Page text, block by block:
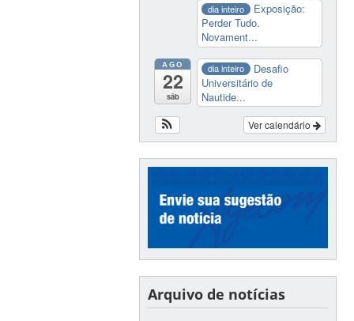
dia inteiro
Exposição:
Perder Tudo.
Novament...
AGO
22
sáb
dia inteiro
Desafio
Universitário de
Nautide...
Ver calendário
Arquivo de notícias